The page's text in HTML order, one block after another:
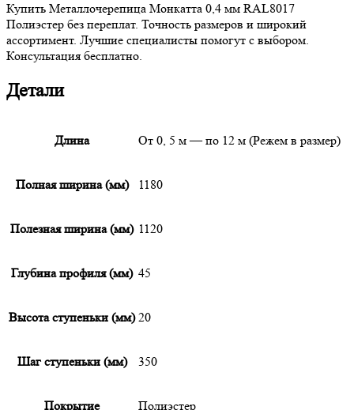
Купить Металлочерепица Монкатта 0,4 мм RAL8017
Полиэстер без переплат. Точность размеров и широкий
ассортимент. Лучшие специалисты помогут с выбором.
Консультация бесплатно.
Детали
Длина От 0, 5 м — по 12 м (Режем в размер)
Полная ширина (мм) 1180
Полезная ширина (мм) 1120
Глубина профиля (мм) 45
Высота ступеньки (мм) 20
Шаг ступеньки (мм) 350
Покрытие Полиэстер